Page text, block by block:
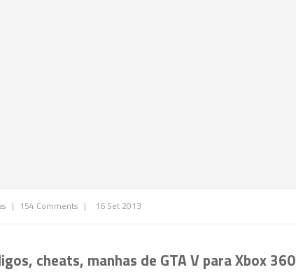
| 154 Comments | 16 Set 2013
cheats, manhas de GTA V para Xbox 360